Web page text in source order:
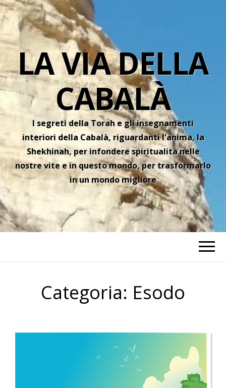
LA VIA DELLA
CABALÀ
I segreti della Torah e gli insegnamenti
interiori della Cabalà, riguardanti l'anima, la
Shekhinah, per infondere spiritualità nelle
nostre vite e in questo mondo, per trasformarlo
in un mondo migliore
Categoria: Esodo